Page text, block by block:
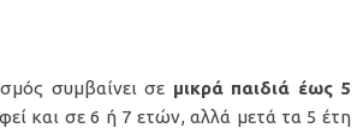
συμβαίνει σε μικρά παιδιά έως 5
και σε 6 ή 7 ετών, αλλά μετά τα 5 έτη